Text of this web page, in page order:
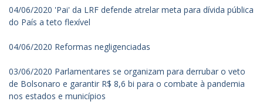
04/06/2020 'Pai' da LRF defende atrelar meta para dívida pública
do País a teto flexível
04/06/2020 Reformas negligenciadas
03/06/2020 Parlamentares se organizam para derrubar o veto
de Bolsonaro e garantir R$ 8,6 bi para o combate à pandemia
nos estados e municípios